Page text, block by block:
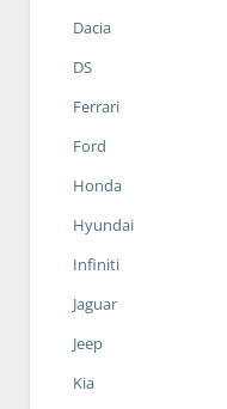
Dacia
DS
Ferrari
Ford
Honda
Hyundai
Infiniti
Jaguar
Jeep
Kia